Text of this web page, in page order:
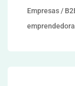
Empresas /